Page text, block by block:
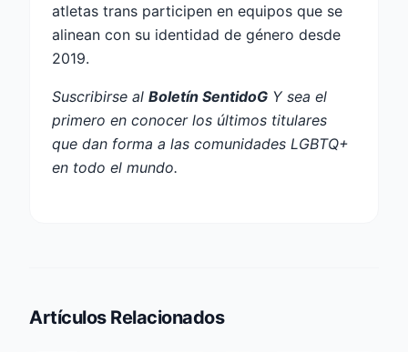
atletas trans participen en equipos que se
alinean con su identidad de género desde
2019.
Suscribirse al Boletín SentidoG Y sea el
primero en conocer los últimos titulares
que dan forma a las comunidades LGBTQ+
en todo el mundo.
Artículos Relacionados